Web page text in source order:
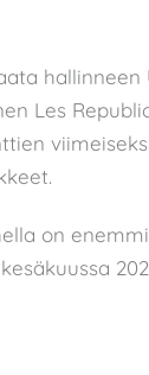
hallinneen
Les
on